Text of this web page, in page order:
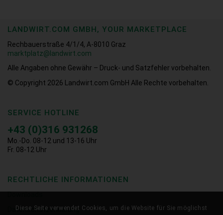
LANDWIRT.COM GMBH, YOUR MARKETPLACE
Rechbauerstraße 4/1/4, A-8010 Graz
marktplatz@landwirt.com
Alle Angaben ohne Gewähr – Druck- und Satzfehler vorbehalten.
© Copyright 2026 Landwirt.com GmbH Alle Rechte vorbehalten.
SERVICE HOTLINE
+43 (0)316 931268
Mo.-Do. 08-12 und 13-16 Uhr
Fr. 08-12 Uhr
RECHTLICHE INFORMATIONEN
Datenschutzerklärung
Diese Seite verwendet Cookies, um die Website für Sie möglichst